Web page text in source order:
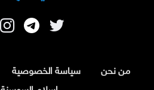
من نحن سياسة الخصوصية